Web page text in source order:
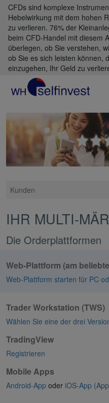
CFDs sind komplexe
Hebelwirkung mit dem hohen
zu verlieren. 76% der
beim CFD-Handel mit diesem
überlegen, ob Sie verstehen,
ob Sie es sich leisten können,
einzugehen, Ihr Geld zu
Kunden
IHR MULTI-
Die Orderplattformen
Web-Plattform (am
Web-Plattform starten für PC
Trader Workstation (TWS)
Wählen Sie eine der drei
TradingView
Registrieren
Mobile Apps
Android-App oder iOS-App